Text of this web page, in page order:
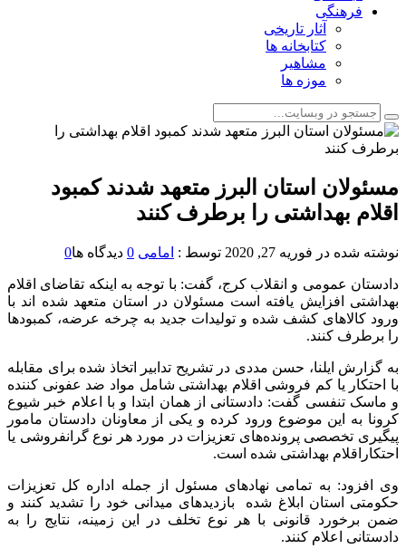
فرهنگی
آثار تاریخی
کتابخانه ها
مشاهیر
موزه ها
مسئولان استان البرز متعهد شدند کمبود
اقلام بهداشتی را برطرف کنند
نوشته شده در فوریه 27, 2020 توسط : امامی 0 دیدگاه ها0
دادستان عمومی و انقلاب کرج، گفت: با توجه به اینکه تقاضای اقلام
بهداشتی افزایش یافته است مسئولان در استان متعهد شده اند با
ورود کالاهای کشف شده و تولیدات جدید به چرخه عرضه، کمبودها
را برطرف کنند.
به گزارش ایلنا، حسن مددی در تشریح تدابیر اتخاذ شده برای مقابله
با احتکار یا کم فروشی اقلام بهداشتی شامل مواد ضد عفونی کننده
و ماسک تنفسی گفت: دادستانی از همان ابتدا و با اعلام خبر شیوع
کرونا به این موضوع ورود کرده و یکی از معاونان دادستان مامور
پیگیری تخصصی پرونده‌های تعزیزات در مورد هر نوع گرانفروشی یا
احتکاراقلام بهداشتی شده است.
وی افزود: به تمامی نهادهای مسئول از جمله اداره کل تعزیزات
حکومتی استان ابلاغ شده بازدیدهای میدانی خود را تشدید کنند و
ضمن برخورد قانونی با هر نوع تخلف در این زمینه، نتایج را به
دادستانی اعلام کنند.